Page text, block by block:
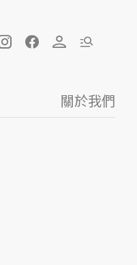
關於我們